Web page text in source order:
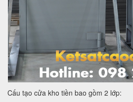
Cấu tạo cửa kho tiền bao gồm 2 lớp: